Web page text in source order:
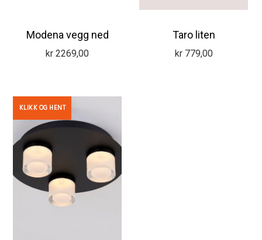
Modena vegg ned
kr 2269,00
Taro liten
kr779,00
KLIKK OG HENT